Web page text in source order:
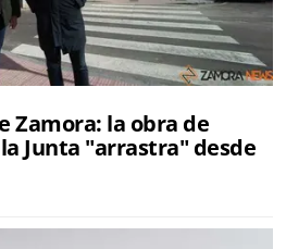
Zamora: la obra de
Junta "arrastra" desde